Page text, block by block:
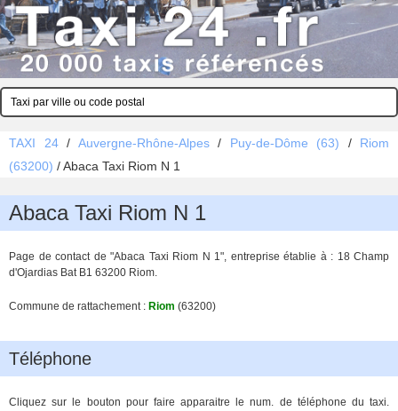
TAXI 24/ Auvergne-Rhône-Alpes/ Puy-de-Dôme (63) / Riom
(63200) /Abaca Taxi Riom N 1
Abaca Taxi Riom N 1
Page de contact de "Abaca Taxi Riom N 1", entreprise établie à : 18 Champ
d'Ojardias Bat B1 63200 Riom.
Commune de rattachement : Riom (63200)
Téléphone
Cliquez sur le bouton pour faire apparaitre le num. de téléphone du taxi.